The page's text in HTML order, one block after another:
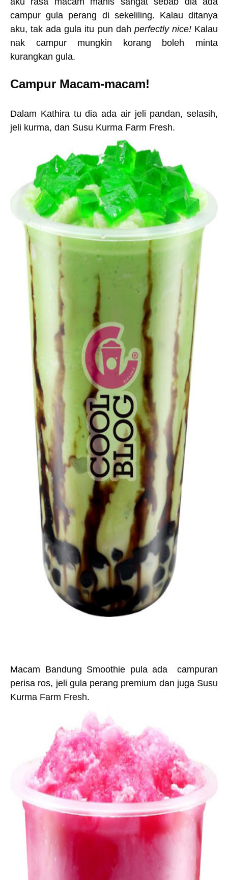
campur gula perang di sekeliling. Kalau ditanya
aku, tak ada gula itu pun dah perfectly nice!Kalau
nak campur mungkin korang boleh minta
kurangkan gula.
Campur Macam-macam!
Dalam Kathira tu dia ada air jeli pandan, selasih,
jeli kurma, dan Susu Kurma Farm Fresh.
Macam Bandung Smoothie pula ada
campuran
perisa ros, jeli gula perang premium dan juga Susu
Kurma Farm Fresh.